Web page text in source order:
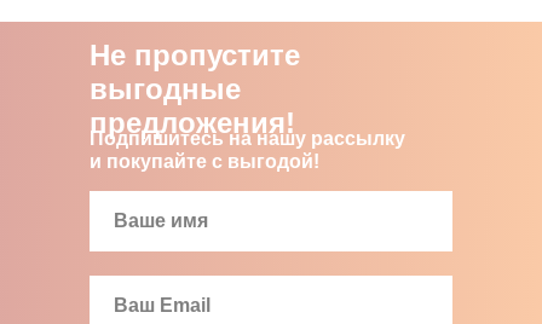
Не пропустите
выгодные
предложения!
Подпишитесь на нашу рассылку
и покупайте с выгодой!